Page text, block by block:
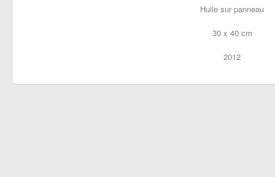
Huile sur panneau
30 x 40 cm
2012